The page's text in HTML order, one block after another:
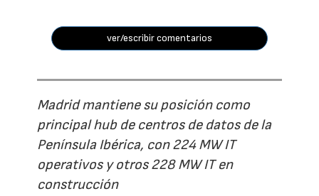
ver/escribir comentarios
Madrid mantiene su posición como
principal hub de centros de datos de la
Península Ibérica, con 224 MW IT
operativos y otros 228 MW IT en
construcción